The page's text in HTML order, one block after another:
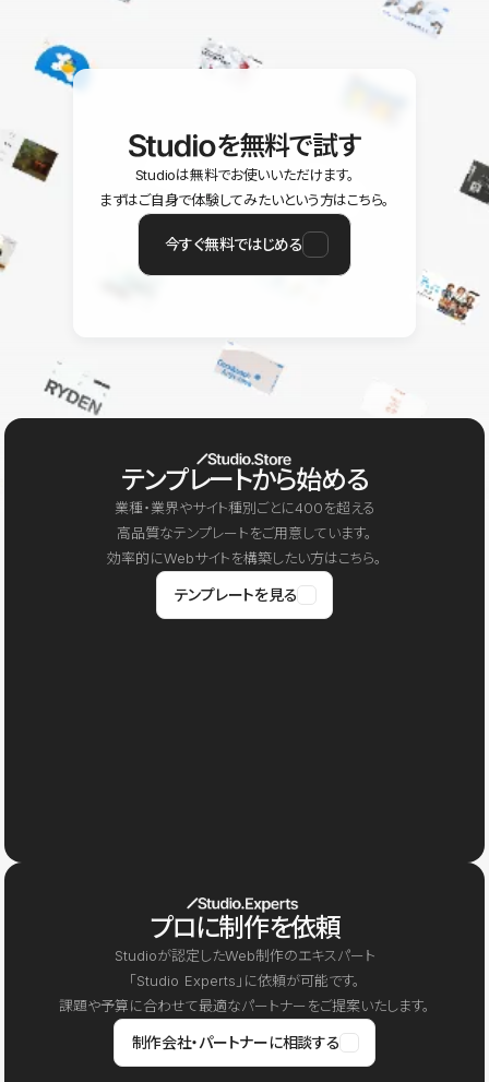
を無料で試す
Studioは無料でお使いいただけます。
まずはご自身で体験してみたいという方はこちら。
今すぐ無料ではじめる
テンプレートから始める
業種・業界やサイト種別ごとに400を超える
高品質なテンプレートをご用意しています。
効率的にWebサイトを構築したい方はこちら。
テンプレートを見る
プロに制作を依頼
Studioが認定したWeb制作のエキスパート
「Studio Experts」に依頼が可能です。
課題や予算に合わせて最適なパートナーをご提案いたします。
制作会社・パートナーに相談する